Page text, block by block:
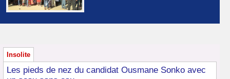
Insolite
Les pieds de nez du candidat Ousmane Sonko avec